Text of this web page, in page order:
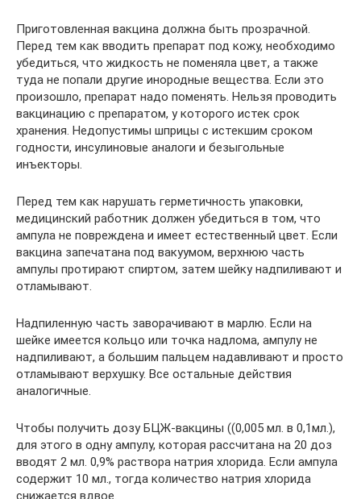
Приготовленная вакцина должна быть прозрачной.
Перед тем как вводить препарат под кожу, необходимо
убедиться, что жидкость не поменяла цвет, а также
туда не попали другие инородные вещества. Если это
произошло, препарат надо поменять. Нельзя проводить
вакцинацию с препаратом, у которого истек срок
хранения. Недопустимы шприцы с истекшим сроком
годности, инсулиновые аналоги и безыгольные
инъекторы.
Перед тем как нарушать герметичность упаковки,
медицинский работник должен убедиться в том, что
ампула не повреждена и имеет естественный цвет. Если
вакцина запечатана под вакуумом, верхнюю часть
ампулы протирают спиртом, затем шейку надпиливают и
отламывают.
Надпиленную часть заворачивают в марлю. Если на
шейке имеется кольцо или точка надлома, ампулу не
надпиливают, а большим пальцем надавливают и просто
отламывают верхушку. Все остальные действия
аналогичные.
Чтобы получить дозу БЦЖ-вакцины ((0,005 мл. в 0,1мл.),
для этого в одну ампулу, которая рассчитана на 20 доз
вводят 2 мл. 0,9% раствора натрия хлорида. Если ампула
содержит 10 мл., тогда количество натрия хлорида
снижается вдвое.